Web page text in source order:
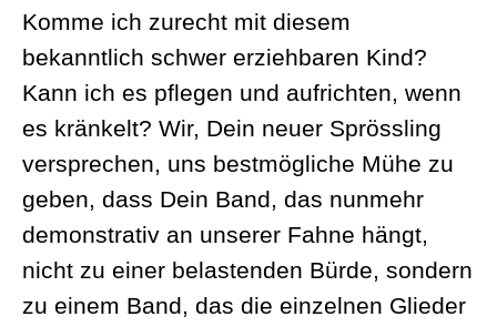
Komme ich zurecht mit diesem
bekanntlich schwer erziehbaren Kind?
Kann ich es pflegen und aufrichten, wenn
es kränkelt? Wir, Dein neuer Sprössling
versprechen, uns bestmögliche Mühe zu
geben, dass Dein Band, das nunmehr
demonstrativ an unserer Fahne hängt,
nicht zu einer belastenden Bürde, sondern
zu einem Band, das die einzelnen Glieder